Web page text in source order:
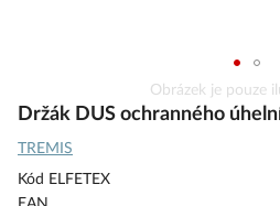
na
galerie
s
obrázky
Obrázek je pouze
Držák DUS ochranného
TREMIS
Kód ELFETEX